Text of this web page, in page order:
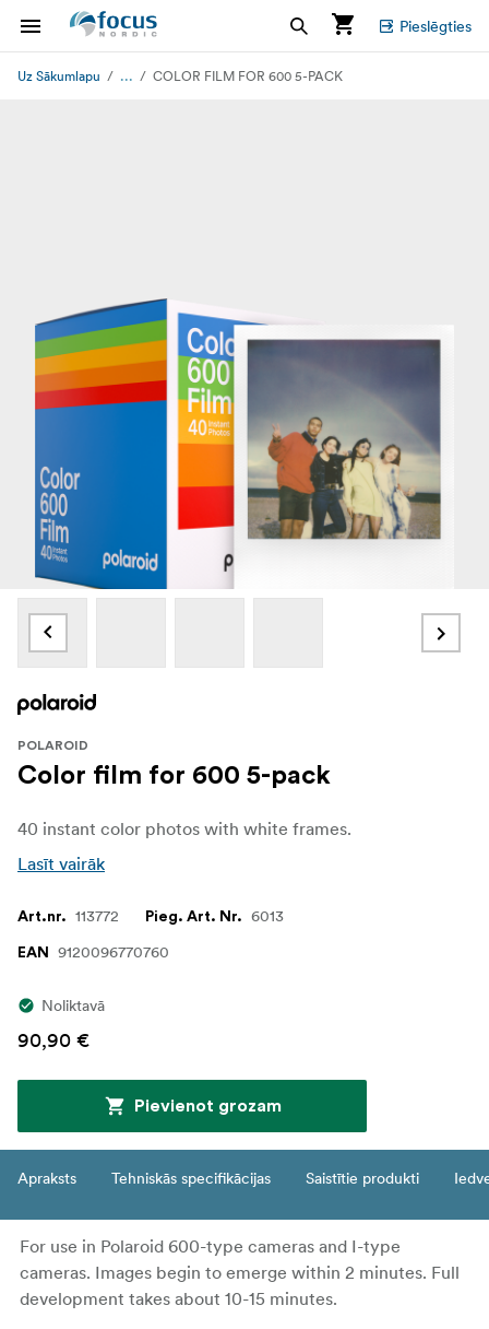
Pieslēgties
Uz Sākumlapu ... COLOR FILM FOR 600 5-PACK
POLAROID
Color film for 600 5-pack
40 instant color photos with white frames.
Lasīt vairāk
Art.nr. 113772 Pieg. Art. Nr. 6013
EAN 9120096770760
Noliktavā
90,90 €
Pievienot grozam
Apraksts Tehniskās specifikācijas Saistītie produkti
For use in Polaroid 600-type cameras and I-type
cameras. Images begin to emerge within 2 minutes. Full
development takes about 10-15 minutes.